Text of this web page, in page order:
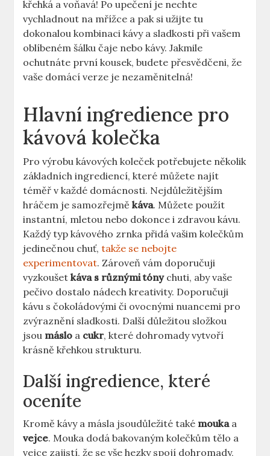
křehká a voňavá! Po upečení je nechte
vychladnout na mřížce a pak si užijte tu
dokonalou kombinaci kávy a sladkosti při vašem
oblíbeném šálku čaje nebo kávy. Jakmile
ochutnáte první kousek, budete přesvědčeni, že
vaše domácí verze je nezaměnitelná!
Hlavní ingredience pro
kávová kolečka
Pro výrobu kávových koleček potřebujete několik
základních ingrediencí, které můžete najít
téměř v každé domácnosti. Nejdůležitějším
hráčem je samozřejměkáva. Můžete použít
instantní, mletou nebo dokonce i zdravou kávu.
Každý typ kávového zrnka přidá vašim kolečkům
jedinečnou chuť,takže se nebojte
experimentovat. Zároveň vám doporučuji
vyzkoušetkáva s různými tónychuti, aby vaše
pečivo dostalo nádech kreativity. Doporučuji
kávu s čokoládovými či ovocnými nuancemi pro
zvýraznění sladkosti. Další důležitou složkou
jsou máslo a cukr, které dohromady vytvoří
krásně křehkou strukturu.
Další ingredience, které
oceníte
Kromě kávy a másla jsoudůležité také moukaa
vejce. Mouka dodá bakovaným kolečkům tělo a
vejce zajistí, že se vše hezky spojí dohromady,